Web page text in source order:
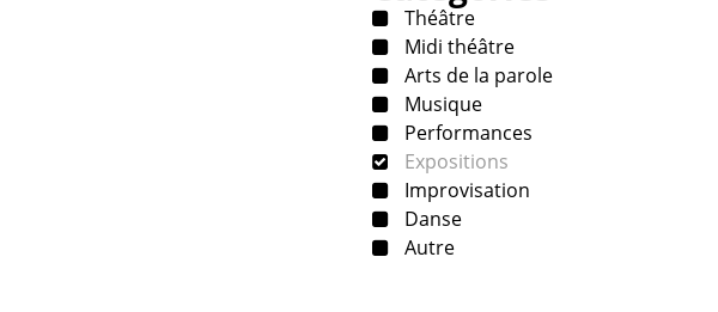
Théâtre
Midi théâtre
Arts de la parole
Musique
Performances
Expositions
Improvisation
Danse
Autre